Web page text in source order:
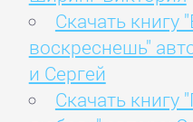
Скачать книгу
воскреснешь"
и Сергей
Скачать книгу